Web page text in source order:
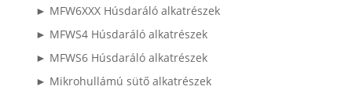
► MFW6XXX Húsdaráló alkatrészek
► MFWS4 Húsdaráló alkatrészek
► MFWS6 Húsdaráló alkatrészek
► Mikrohullámú sütő alkatrészek